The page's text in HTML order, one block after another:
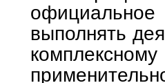
выполнять